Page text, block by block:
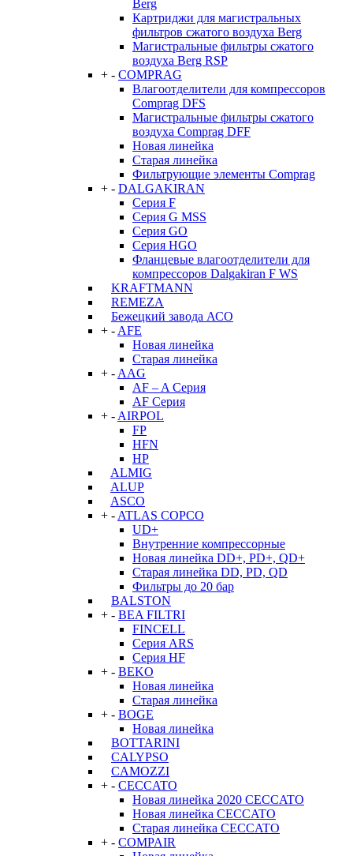
Berg
Картриджи для магистральных
фильтров сжатого воздуха Berg
Магистральные фильтры сжатого
воздуха Berg RSP
+ - COMPRAG
Влагоотделители для компрессоров
Comprag DFS
Магистральные фильтры сжатого
воздуха Comprag DFF
Новая линейка
Старая линейка
Фильтрующие элементы Comprag
+ - DALGAKIRAN
Серия F
Серия G MSS
Серия GO
Серия HGO
Фланцевые влагоотделители для
компрессоров Dalgakiran F WS
KRAFTMANN
REMEZA
Бежецкий завода АСО
+ - AFE
Новая линейка
Старая линейка
+ - AAG
AF – A Серия
AF Серия
+ - AIRPOL
FP
HFN
HP
ALMIG
ALUP
ASCO
+ - ATLAS COPCO
UD+
Внутренние компрессорные
Новая линейка DD+, PD+, QD+
Старая линейка DD, PD, QD
Фильтры до 20 бар
BALSTON
+ - BEA FILTRI
FINCELL
Серия ARS
Серия HF
+ - BEKO
Новая линейка
Старая линейка
+ - BOGE
Новая линейка
BOTTARINI
CALYPSO
CAMOZZI
+ - CECCATO
Новая линейка 2020 CECCATO
Новая линейка CECCATO
Старая линейка CECCATO
+ - COMPAIR